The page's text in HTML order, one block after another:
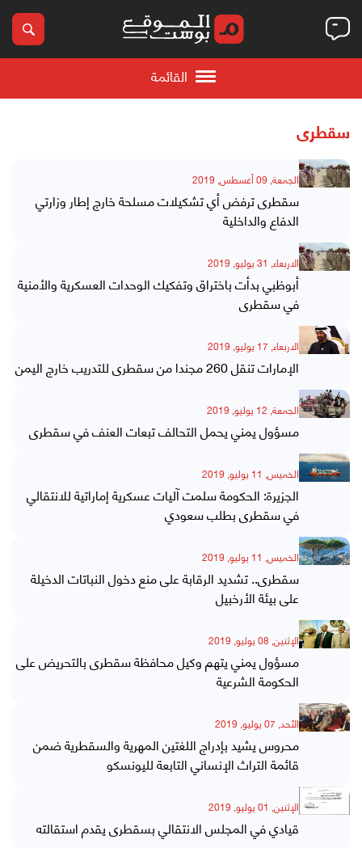
القائمة
سقطرى
الجمعة, 09 أغسطس, 2019
سقطرى ترفض أي تشكيلات مسلحة خارج إطار وزارتي
الدفاع والداخلية
الاربعاء, 31 يوليو, 2019
أبوظبي بدأت باختراق وتفكيك الوحدات العسكرية والأمنية
في سقطرى
الاربعاء, 17 يوليو, 2019
الإمارات تنقل 260 مجندا من سقطرى للتدريب خارج اليمن
الجمعة, 12 يوليو, 2019
مسؤول يمني يحمل التحالف تبعات العنف في سقطرى
الخميس, 11 يوليو, 2019
الجزيرة: الحكومة سلمت آليات عسكرية إماراتية للانتقالي
في سقطرى بطلب سعودي
الخميس, 11 يوليو, 2019
سقطرى.. تشديد الرقابة على منع دخول النباتات الدخيلة
على بيئة الأرخبيل
الإثنين, 08 يوليو, 2019
مسؤول يمني يتهم وكيل محافظة سقطرى بالتحريض على
الحكومة الشرعية
الأحد, 07 يوليو, 2019
محروس يشيد بإدراج اللغتين المهرية والسقطرية ضمن
قائمة التراث الإنساني التابعة لليونسكو
الإثنين, 01 يوليو, 2019
قيادي في المجلس الانتقالي بسقطرى يقدم استقالته